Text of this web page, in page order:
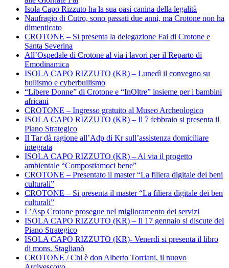
Isola Capo Rizzuto ha la sua oasi canina della legalità
Naufragio di Cutro, sono passati due anni, ma Crotone non ha
dimenticato
CROTONE – Si presenta la delegazione Fai di Crotone e
Santa Severina
All’Ospedale di Crotone al via i lavori per il Reparto di
Emodinamica
ISOLA CAPO RIZZUTO (KR) – Lunedì il convegno su
bullismo e cyberbullismo
“Libere Donne” di Crotone e “InOltre” insieme per i bambini
africani
CROTONE – Ingresso gratuito al Museo Archeologico
ISOLA CAPO RIZZUTO (KR) – Il 7 febbraio si presenta il
Piano Strategico
Il Tar dà ragione all’Adp di Kr sull’assistenza domiciliare
integrata
ISOLA CAPO RIZZUTO (KR) – Al via il progetto
ambientale “Compostiamoci bene”
CROTONE – Presentato il master “La filiera digitale dei beni
culturali”
CROTONE – Si presenta il master “La filiera digitale dei ben
culturali”
L’Asp Crotone prosegue nel miglioramento dei servizi
ISOLA CAPO RIZZUTO (KR) – Il 17 gennaio si discute del
Piano Strategico
ISOLA CAPO RIZZUTO (KR)- Venerdì si presenta il libro
di mons. Staglianò
CROTONE / Chi è don Alberto Torriani, il nuovo